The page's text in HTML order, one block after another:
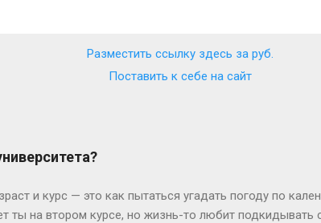
Разместить ссылку здесь за руб.
Поставить к себе на сайт
и курс — это как пытаться угадать погоду по
ты на втором курсе, но жизнь-то любит